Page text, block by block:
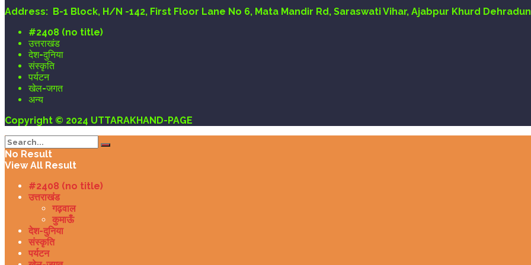
Address: B-1 Block, H/N -142, First Floor Lane No 6, Mata Mandir Rd, Saraswati Vihar, Ajabpur Khurd
#2408 (no title)
उत्तराखंड
देश-दुनिया
संस्कृति
पर्यटन
खेल-जगत
अन्य
Copyright © 2024 UTTARAKHAND-PAGE
No Result
View All Result
#2408 (no title)
उत्तराखंड
गढ़वाल
कुमाऊँ
देश-दुनिया
संस्कृति
पर्यटन